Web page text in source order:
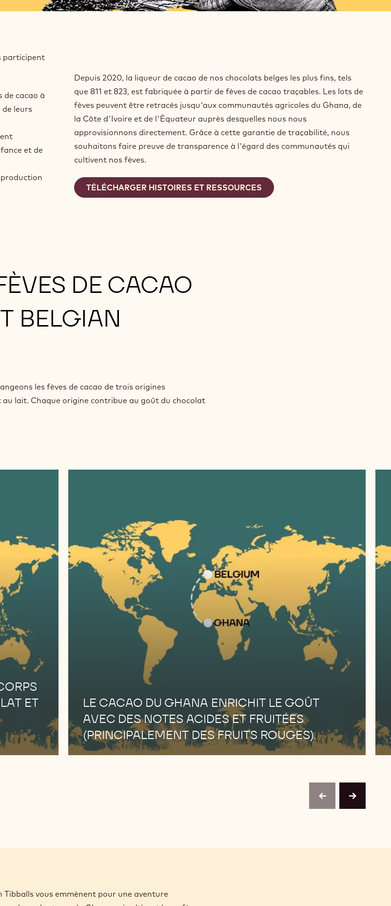
participent
de cacao à
leurs
et de
Depuis 2020, la liqueur de cacao de nos chocolats belges les plus fins, tels
que 811 et 823, est fabriquée à partir de fèves de cacao traçables. Les lots de
fèves peuvent être retracés jusqu'aux communautés agricoles du Ghana, de
la Côte d'Ivoire et de l'Équateur auprès desquelles nous nous
approvisionnons directement. Grâce à cette garantie de traçabilité, nous
souhaitons faire preuve de transparence à l'égard des communautés qui
cultivent nos fèves.
TÉLÉCHARGER HISTOIRES ET RESSOURCES
DE CACAO
BELGIAN
les fèves de cacao de trois origines
lait. Chaque origine contribue au goût du chocolat
ET
LE CACAO DU GHANA ENRICHIT LE GOÛT
AVEC DES NOTES ACIDES ET FRUITÉES
(PRINCIPALEMENT DES FRUITS ROUGES).
previousnext
vous emmènent pour une aventure